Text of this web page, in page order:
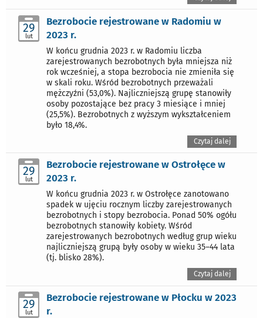
29
lut
Bezrobocie rejestrowane w Radomiu w
2023 r.
W końcu grudnia 2023 r. w Radomiu liczba
zarejestrowanych bezrobotnych była mniejsza niż
rok wcześniej, a stopa bezrobocia nie zmieniła się
w skali roku. Wśród bezrobotnych przeważali
mężczyźni (53,0%). Najliczniejszą grupę stanowiły
osoby pozostające bez pracy 3 miesiące i mniej
(25,5%). Bezrobotnych z wyższym wykształceniem
było 18,4%.
Czytaj dalej
29
lut
Bezrobocie rejestrowane w Ostrołęce w
2023 r.
W końcu grudnia 2023 r. w Ostrołęce zanotowano
spadek w ujęciu rocznym liczby zarejestrowanych
bezrobotnych i stopy bezrobocia. Ponad 50% ogółu
bezrobotnych stanowiły kobiety. Wśród
zarejestrowanych bezrobotnych według grup wieku
najliczniejszą grupą były osoby w wieku 35–44 lata
(tj. blisko 28%).
Czytaj dalej
29
lut
Bezrobocie rejestrowane w Płocku w 2023
r.